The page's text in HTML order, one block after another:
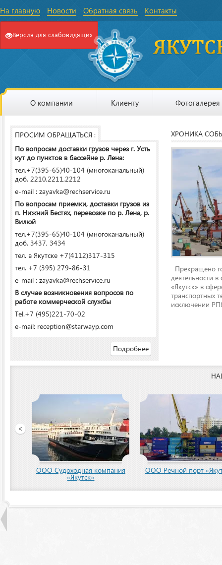
На главную Новости Обратная связь Контакты
Версия для слабовидящих
О компании Клиенту Фотогалерея
ПРОСИМ ОБРАЩАТЬСЯ :
По вопросам доставки грузов через г. Усть
кут до пунктов в бассейне р. Лена:
тел.+7(395-65)40-104 (многоканальный)
доб. 2210,2211,2212
e-mail : zayavka@rechservice.ru
По вопросам приемки, доставки грузов из
п. Нижний Бестях, перевозке по р. Лена, р.
Вилюй
тел.+7(395-65)40-104 (многоканальный)
доб. 3437, 3434
тел. в Якутске +7(4112)317-315
тел. +7 (395) 279-86-31
e-mail : zayavka@rechservice.ru
В случае возникновения вопросов по
работе коммерческой службы
Tel.+7 (495)221-70-02
e-mail: reception@starwayp.com
Подробнее
ХРОНИКА
Прекращено
деятельности
«Якутск» в
транспортных
исключении
<
ООО Судоходная компания
«Якутск»
ООО Речной порт